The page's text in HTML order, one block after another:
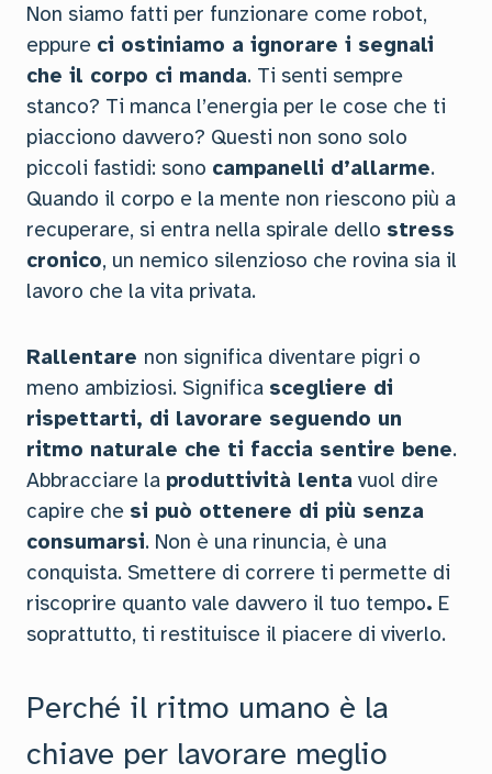
Non siamo fatti per funzionare come robot,
eppure ci ostiniamo a ignorare i segnali
che il corpo ci manda. Ti senti sempre
stanco? Ti manca l’energia per le cose che ti
piacciono davvero? Questi non sono solo
piccoli fastidi: sono campanelli d’allarme.
Quando il corpo e la mente non riescono più a
recuperare, si entra nella spirale dello stress
cronico, un nemico silenzioso che rovina sia il
lavoro che la vita privata.
Rallentare non significa diventare pigri o
meno ambiziosi. Significa scegliere di
rispettarti, di lavorare seguendo un
ritmo naturale che ti faccia sentire bene.
Abbracciare la produttività lenta vuol dire
capire che si può ottenere di più senza
consumarsi. Non è una rinuncia, è una
conquista. Smettere di correre ti permette di
riscoprire quanto vale davvero il tuo tempo. E
soprattutto, ti restituisce il piacere di viverlo.
Perché il ritmo umano è la
chiave per lavorare meglio